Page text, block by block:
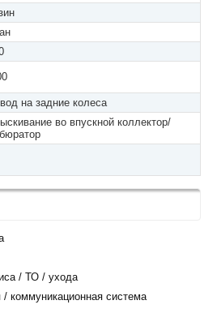
на задние колеса
во впускной коллектор/
/ ТО / ухода
коммуникационная система